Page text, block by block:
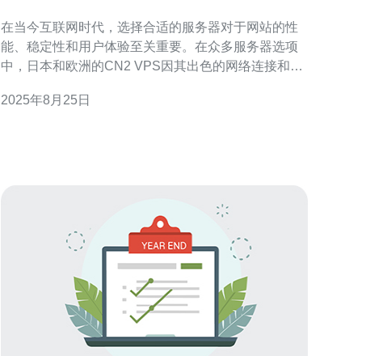
在当今互联网时代，选择合适的服务器对于网站的性
能、稳定性和用户体验至关重要。在众多服务器选项
中，日本和欧洲的CN2 VPS因其出色的网络连接和高
CN2 VPS的性价比，分析它们的性能特点，以及实际
2025年8月25日